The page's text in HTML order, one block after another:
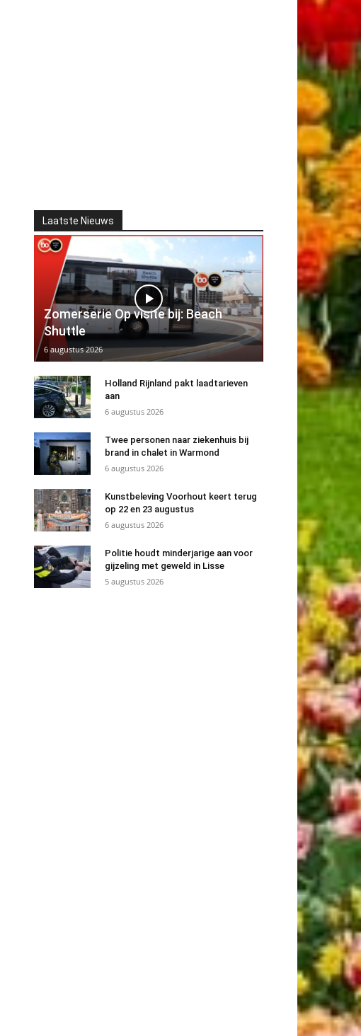
Laatste Nieuws
Zomerserie Op visite bij: Beach
Shuttle
6 augustus 2026
Holland Rijnland pakt laadtarieven
aan
6 augustus 2026
Twee personen naar ziekenhuis bij
brand in chalet in Warmond
6 augustus 2026
Kunstbeleving Voorhout keert terug
op 22 en 23 augustus
6 augustus 2026
Politie houdt minderjarige aan voor
gijzeling met geweld in Lisse
5 augustus 2026